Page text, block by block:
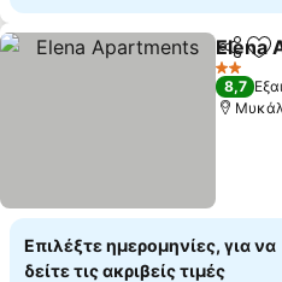
Elena
2 Αστέρια
8,7
Επιλέξτε ημερομηνίες, για να
δείτε τις ακριβείς τιμές